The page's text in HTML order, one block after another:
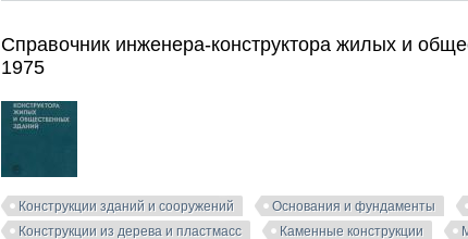
Справочник инженера-конструктора жилых и
1975
Конструкции зданий и сооружений Основания и фундаменты
Конструкции из дерева и пластмасс
Каменные конструкции